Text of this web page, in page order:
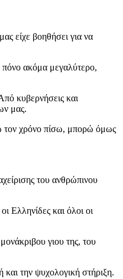
είχε βοηθήσει για να
πόνο ακόμα μεγαλύτερο,
κυβερνήσεις και
μας.
τον χρόνο πίσω, μπορώ όμως
του ανθρώπινου
Ελληνίδες και όλοι οι
γιου της, του
την ψυχολογική στήριξη.